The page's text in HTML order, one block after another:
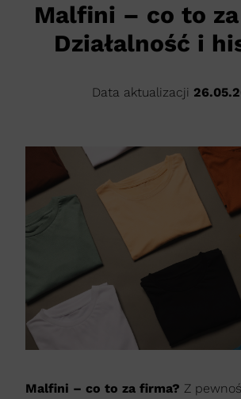
Malfini – co to
Działalność i
Data aktualizacji
Malfini – co to za firma? Z